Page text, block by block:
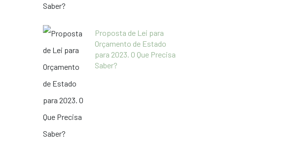
Proposta de Lei para
Orçamento de Estado
para 2023. O Que Precisa
Saber?